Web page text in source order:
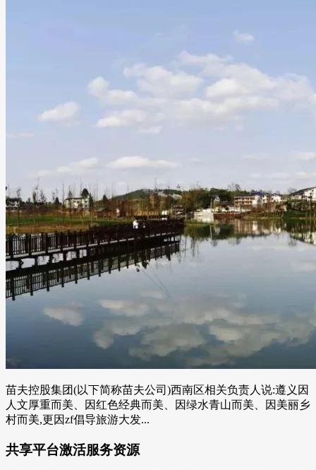
苗夫控股集团(以下简称苗夫公司)西南区相关负责人说:遵义因
人文厚重而美、因红色经典而美、因绿水青山而美、因美丽乡
村而美,更因zf倡导旅游大发...
共享平台激活服务资源